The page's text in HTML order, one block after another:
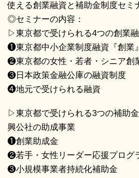
使える創業融資と補助金制度セミ
◎セミナーの内容：
▷東京都で受けられる4つの創業
❶東京都中小企業制度融資『創業』
❷東京都の女性・若者・シニア創
❸日本政策金融公庫の融資制度
❹地元で受けられる融資
▷東京都で受けられる3つの補助
興公社の助成事業
❶創業助成金
❷若手・女性リーダー応援プログ
❸小規模事業者持続化補助金